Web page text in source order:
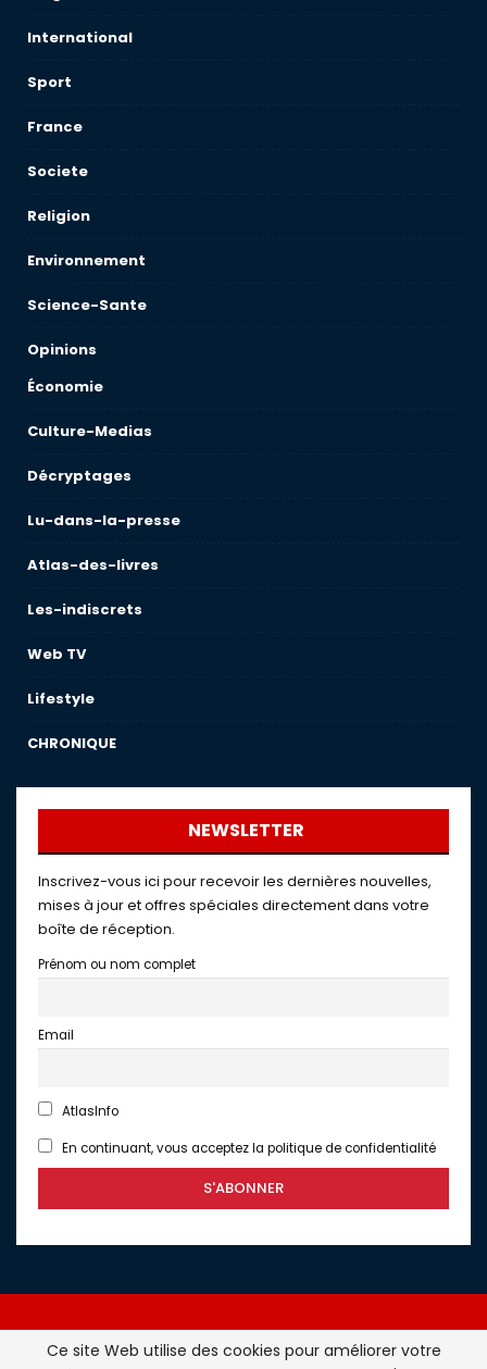
International
Sport
France
Societe
Religion
Environnement
Science-Sante
Opinions
Économie
Culture-Medias
Décryptages
Lu-dans-la-presse
Atlas-des-livres
Les-indiscrets
Web TV
Lifestyle
CHRONIQUE
NEWSLETTER
Inscrivez-vous ici pour recevoir les dernières nouvelles,
mises à jour et offres spéciales directement dans votre
boîte de réception.
Prénom ou nom complet
Email
AtlasInfo
En continuant, vous acceptez la politique de confidentialité
Ce site Web utilise des cookies pour améliorer votre